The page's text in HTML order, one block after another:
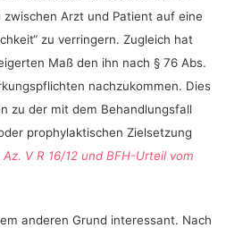
Arzt und Patient auf eine
zu verringern. Zugleich hat
Maß den ihn nach § 76 Abs.
nachzukommen. Dies
zu der mit dem Behandlungsfall
prophylaktischen Zielsetzung
V R 16/12 und BFH-Urteil vom
anderen Grund interessant. Nach